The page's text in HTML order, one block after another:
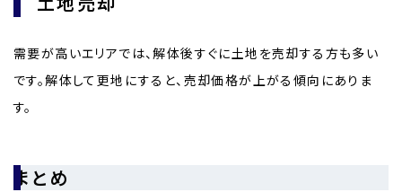
需要が高いエリアでは、解体後すぐに土地を売却する方も多い
です。解体して更地にすると、売却価格が上がる傾向にありま
す。
まとめ